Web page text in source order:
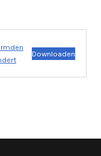
Downloaden